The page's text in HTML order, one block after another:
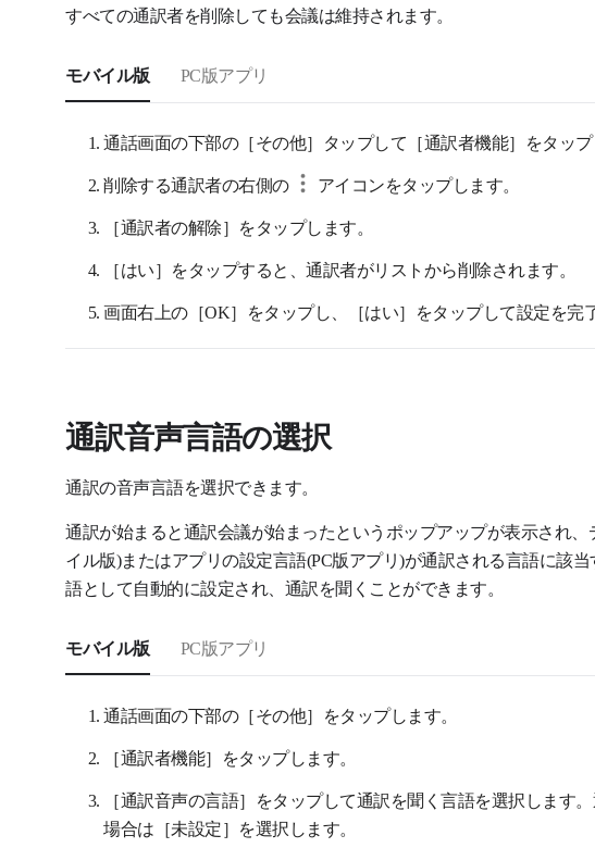
すべての通訳者を削除しても会議は維持されます。
モバイル版 PC版アプリ
通話画面の下部の［その他］タップして［通訳者機能］をタッ
削除する通訳者の右側の
アイコンをタップします。
［通訳者の解除］をタップします。
［はい］をタップすると、通訳者がリストから削除されます。
画面右上の［OK］をタップし、［はい］をタップして設定を完
通訳音声言語の選択
通訳の音声言語を選択できます。
通訳が始まると通訳会議が始まったというポップアップが表示され
イル版)またはアプリの設定言語(PC版アプリ)が通訳される言語に該
語として自動的に設定され、通訳を聞くことができます。
モバイル版 PC版アプリ
通話画面の下部の［その他］をタップします。
［通訳者機能］をタップします。
［通訳音声の言語］をタップして通訳を聞く言語を選択します
場合は［未設定］を選択します。